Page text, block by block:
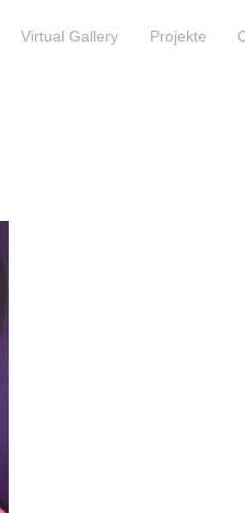
Virtual Gallery Projekte